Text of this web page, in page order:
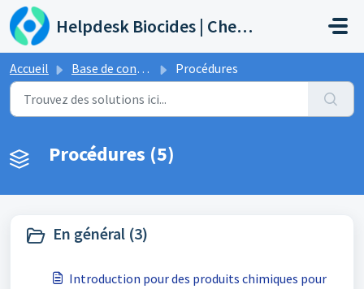
Passer au contenu principal
Helpdesk Biocides | Chemicals | Products
Accueil Base de connaissances Procédures
Procédures (5)
En général (3)
Introduction pour des produits chimiques pour